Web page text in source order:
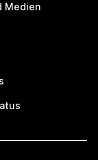
Medien